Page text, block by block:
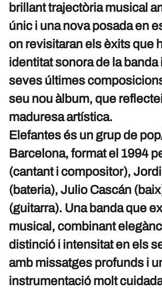
brillant trajectòria musical
únic i una nova posada en
on revisitaran els èxits que
identitat sonora de la
seves últimes
seu nou àlbum, que
maduresa artística.
Elefantes és un grup de
Barcelona, format el 1994
(cantant i compositor),
(bateria), Julio Cascán
(guitarra). Una banda que
musical, combinant
distinció i intensitat en els
amb missatges profunds i
instrumentació molt